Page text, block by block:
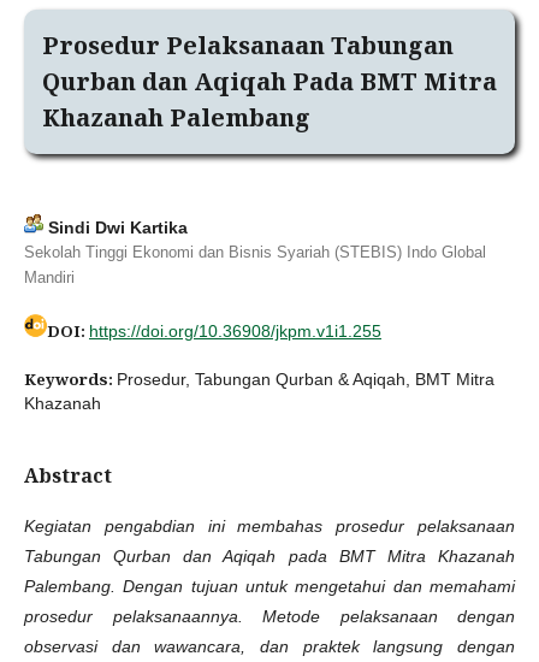
Prosedur Pelaksanaan Tabungan
Qurban dan Aqiqah Pada BMT Mitra
Khazanah Palembang
Sindi Dwi Kartika
Sekolah Tinggi Ekonomi dan Bisnis Syariah (STEBIS) Indo Global
Mandiri
DOI: https://doi.org/10.36908/jkpm.v1i1.255
Keywords: Prosedur, Tabungan Qurban & Aqiqah, BMT Mitra
Khazanah
Abstract
Kegiatan pengabdian ini membahas prosedur pelaksanaan
Tabungan Qurban dan Aqiqah pada BMT Mitra Khazanah
Palembang. Dengan tujuan untuk mengetahui dan memahami
prosedur pelaksanaannya. Metode pelaksanaan dengan
observasi dan wawancara, dan praktek langsung dengan